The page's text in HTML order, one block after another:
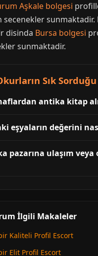
Aşkale bolgesi
disinda Bursa bolgesi
sunmaktadir.
Sık
antika kitap
eşyaların değerini
pazarına ulaşım
İlgili Makaleler
Kaliteli Profil Escort
Elit Profil Escort